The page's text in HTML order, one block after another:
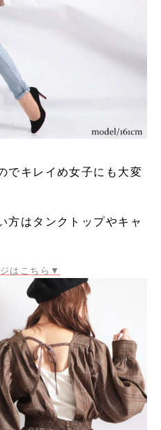
でキレイめ女子にも大変
方はタンクトップやキャ
はこちら▼